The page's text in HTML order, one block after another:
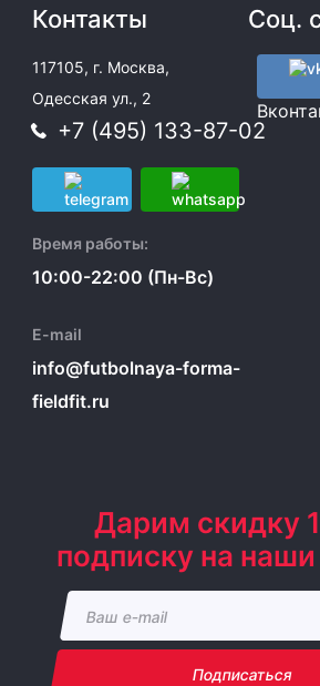
Контакты
117105, г. Москва,
Одесская ул., 2
+7 (495) 133-87-02
Время работы:
10:00-22:00 (Пн-Вс)
E-mail
info@futbolnaya-forma-
fieldfit.ru
Соц.
Дарим скидку
подписку на
Подписаться